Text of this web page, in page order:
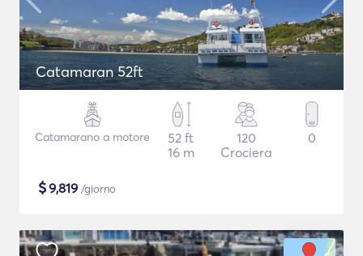
Catamaran 52ft
Catamarano a motore
52 ft
16 m
120
Crociera
0
$9,819 /giorno